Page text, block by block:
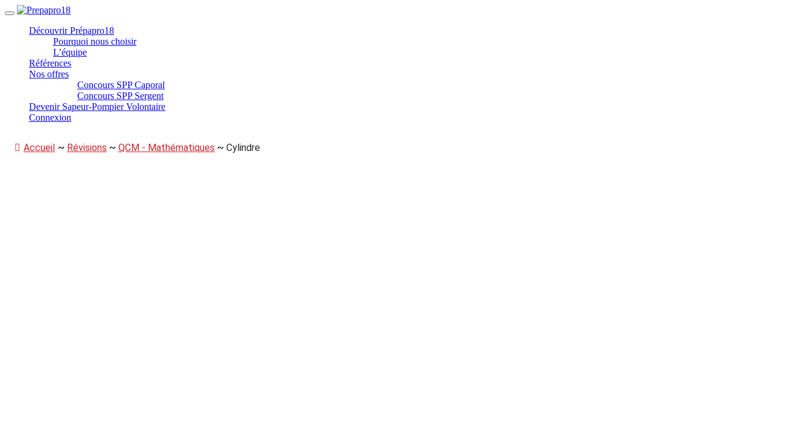
Aller
contenuDécouvrir Prépapro18
Pourquoi nous choisir
L’équipe
Références
Nos offres
Concours SPP Caporal
Concours SPP Sergent
Devenir Sapeur-Pompier Volontaire
Connexion
Accueil ~ Révisions ~ QCM - Mathématiques ~ Cylindre
Panneau de gestion des cookies